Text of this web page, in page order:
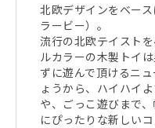
北欧デザインをベー
ラービー）。
流行の北欧テイスト
ルカラーの木製トイ
ずに遊んで頂けるニ
ょうから、ハイハイ
や、ごっこ遊びまで
にぴったりな新しいコ